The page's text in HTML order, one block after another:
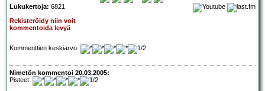
Lukukertoja: 6821
Rekisteröidy niin voit
kommentoida levyä
Kommenttien keskiarvo:
Nimetön kommentoi 20.03.2005:
Pisteet: